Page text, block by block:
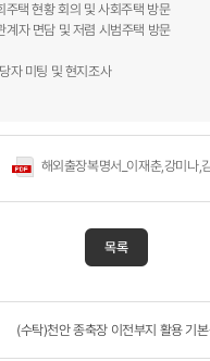
주택 현황 회의 및 사회주택 방문
계자 면담 및 저렴 시범주택 방문
자 미팅 및 현지조사​
해외출장복명서_이재춘,강미나,김
목록
(수탁)천안 종축장 이전부지 활용 기